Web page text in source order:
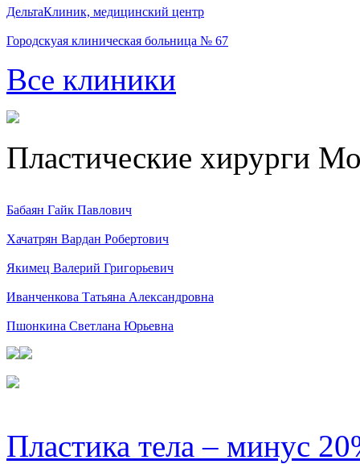
ДельтаКлиник, медицинский центр
Городскуая клиническая больница № 67
Все клиники
Пластические хирурги
Бабаян Гайк Павлович
Хачатрян Вардан Робертович
Якимец Валерий Григорьевич
Иванченкова Татьяна Александровна
Пшонкина Светлана Юрьевна
Пластика тела – минус